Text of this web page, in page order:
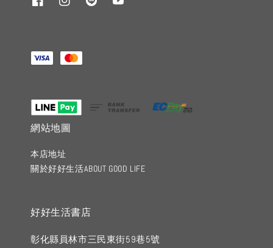
網站地圖
本店地址
關於好好生活ABOUT GOOD LIFE
好好生活書店
彰化縣員林市三民東街59巷5號